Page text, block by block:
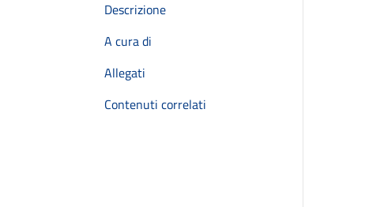
Descrizione
A cura di
Allegati
Contenuti correlati